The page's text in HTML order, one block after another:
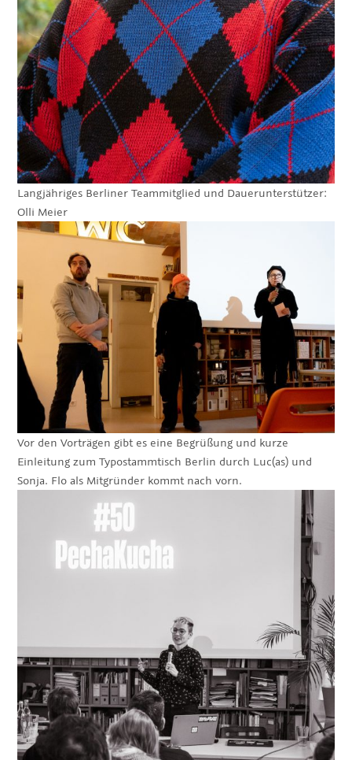
Langjähriges Berliner Teammitglied und Dauerunterstützer:
Olli Meier
Vor den Vorträgen gibt es eine Begrüßung und kurze
Einleitung zum Typostammtisch Berlin durch Luc(as) und
Sonja. Flo als Mitgründer kommt nach vorn.